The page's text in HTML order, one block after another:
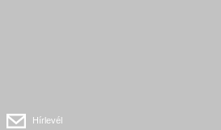
Hírlevél